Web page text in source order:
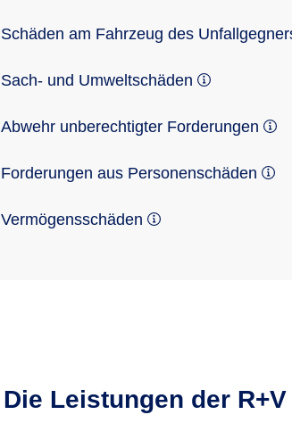
Schäden am Fahrzeug des
Sach- und Umweltschäden
Abwehr unberechtigter Forderungen
Forderungen aus Personenschäden
Vermögensschäden
Die Leistungen der